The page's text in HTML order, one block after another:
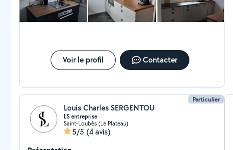
Voir le profil Contacter
Particulier
Louis Charles SERGENTOU
LS entreprise
Saint-Loubès (Le Plateau)
5/5 (4 avis)